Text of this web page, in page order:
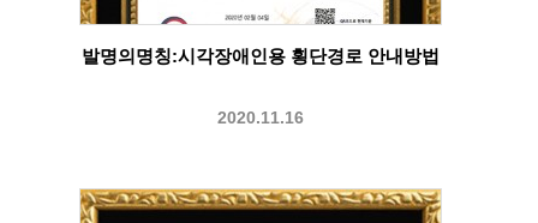
발명의명칭:시각장애인용 횡단경로 안내방법
2020.11.16